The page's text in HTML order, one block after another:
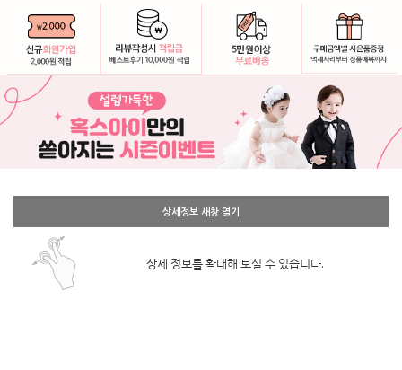
상세정보 새창 열기
상세 정보를 확대해 보실 수 있습니다.